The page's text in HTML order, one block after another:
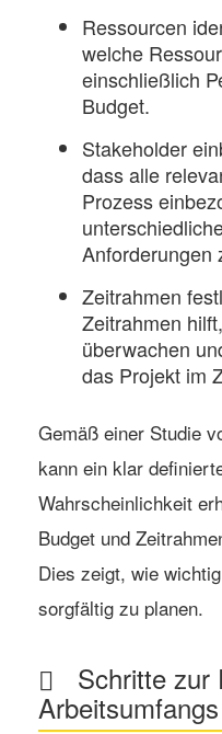
Ressourcen
welche
einschließlich
Budget.
Stakeholder
dass alle
Prozess
Anforderungen
Zeitrahmen
Zeitrahmen
überwachen
das Projekt im
Gemäß einer Studie
kann ein klar
Wahrscheinlichkeit
Budget und
Dies zeigt, wie
sorgfältig zu planen.
Schritte zur
Arbeitsumfangs